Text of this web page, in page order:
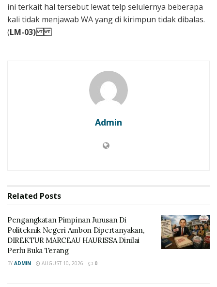
ini terkait hal tersebut lewat telp selulernya beberapa
kali tidak menjawab WA yang di kirimpun tidak dibalas.
(LM-03)
Admin
Related Posts
Pengangkatan Pimpinan Jurusan Di
Politeknik Negeri Ambon Dipertanyakan,
DIREKTUR MARCEAU HAURISSA Dinilai
Perlu Buka Terang
BY ADMIN AUGUST 10, 2026 0